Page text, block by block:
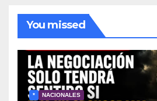
You missed
* NACIONALES